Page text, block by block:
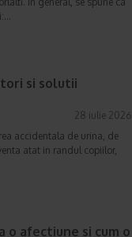
si solutii
28 iulie 2026
accidentala de urina, de
atat in randul copiilor,
o afectiune si cum o